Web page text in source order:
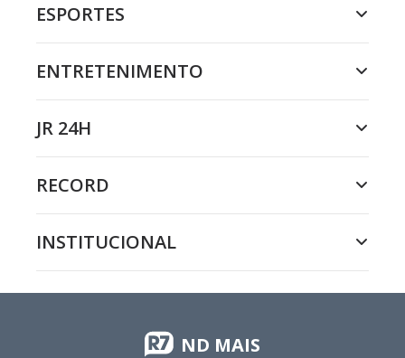
ESPORTES
ENTRETENIMENTO
JR 24H
RECORD
INSTITUCIONAL
ND MAIS